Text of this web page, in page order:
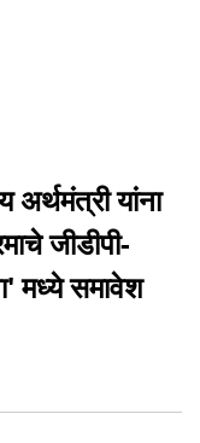
अर्थमंत्री यांना
जीडीपी-
मध्ये समावेश